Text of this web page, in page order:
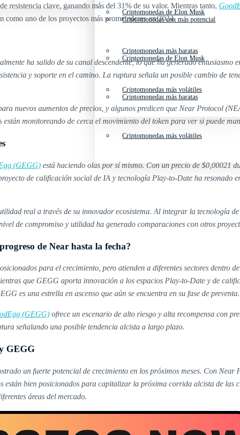
Criptomonedas de Elon Musk
Criptomonedas más baratas
Criptomonedas más volátiles
Criptomonedas con más potencial
Criptomonedas de Elon Musk
Criptomonedas más baratas
Criptomonedas más volátiles
resistencia clave, ganando más del 31% de su valor. Mientras tanto,
uno de los proyectos más prometedores en 2024.
ha salido de su canal descendente, lo que ha generado entusiasmo
y soporte en el camino. La ruptura señala un posible cambio de
nuevos aumentos de precios, y algunos predicen que Near Protocol
monitoreando de cerca el movimiento del token para ver si puede
(GEGG) está haciendo olas por sí mismo. Con un precio de $0,00021
de calificación social de IA y tecnología Play-to-Date ha resonado
real a través de su innovador ecosistema. Al integrar la tecnología
de compromiso y utilidad ha generado comparaciones con otros
de Near hasta la fecha?
para el crecimiento, pero atienden a diferentes sectores dentro
que GEGG aporta innovación a los espacios Play-to-Date y de
es una estrella en ascenso que aún se encuentra en su fase de preventa.
(GEGG) ofrece un escenario de alto riesgo y alta recompensa con
señalando una posible tendencia alcista a largo plazo.
GEGG
un fuerte potencial de crecimiento en los próximos meses. Con
están bien posicionados para capitalizar la próxima corrida alcista de
áreas del mercado.